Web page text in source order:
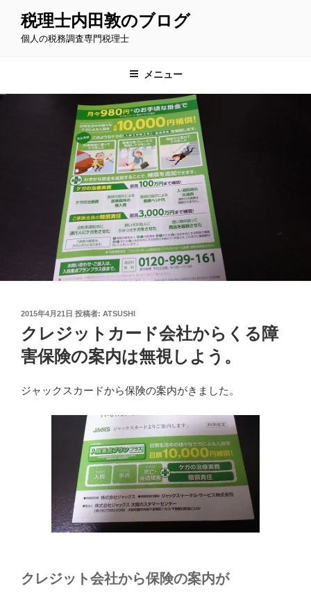
税理士内田敦のブログ
個人の税務調査専門税理士
メニュー
投
日:
2015年4月21日 投稿者: ATSUSHI
クレジットカード会社からくる障
害保険の案内は無視しよう。
ジャックスカードから保険の案内がきました。
クレジット会社から保険の案内が